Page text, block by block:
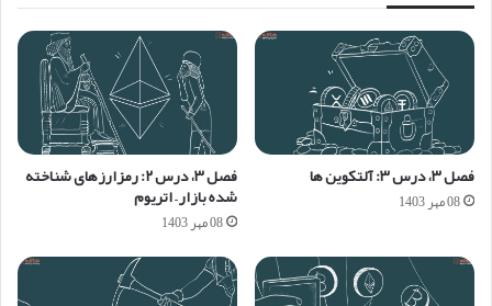
فصل ۳، درس ۳: آلتکوین ها
08 مهر 1403
فصل ۳، درس ۲: رمزارزهای شناخته
شده بازار – اتریوم
08 مهر 1403